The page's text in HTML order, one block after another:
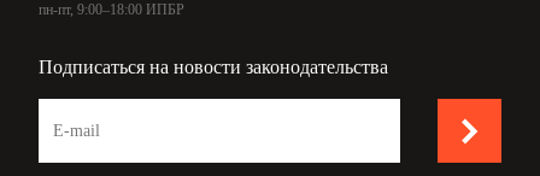
пн-пт, 9:00–18:00 ИПБР
Подписаться на новости законодательства